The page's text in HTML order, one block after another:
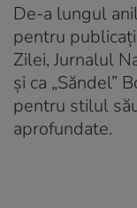
De-a lungul
pentru
Zilei, Jurnalul
și ca „Săndel”
pentru stilul
aprofundate.